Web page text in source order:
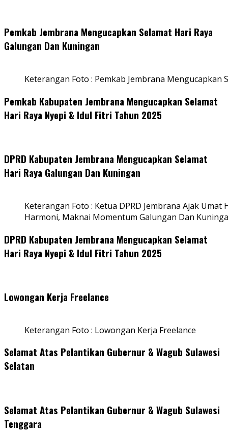
Pemkab Jembrana Mengucapkan Selamat Hari Raya
Galungan Dan Kuningan
Keterangan Foto : Pemkab Jembrana Mengucapkan
Pemkab Kabupaten Jembrana Mengucapkan Selamat
Hari Raya Nyepi & Idul Fitri Tahun 2025
DPRD Kabupaten Jembrana Mengucapkan Selamat
Hari Raya Galungan Dan Kuningan
Keterangan Foto : Ketua DPRD Jembrana Ajak
Harmoni, Maknai Momentum Galungan Dan
DPRD Kabupaten Jembrana Mengucapkan Selamat
Hari Raya Nyepi & Idul Fitri Tahun 2025
Lowongan Kerja Freelance
Keterangan Foto : Lowongan Kerja Freelance
Selamat Atas Pelantikan Gubernur & Wagub Sulawesi
Selatan
Selamat Atas Pelantikan Gubernur & Wagub Sulawesi
Tenggara